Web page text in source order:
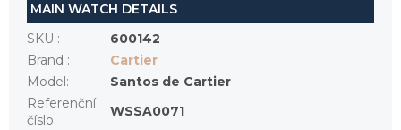
MAIN WATCH DETAILS
SKU :
600142
Brand :
Cartier
Model :
Santos de Cartier
Referenční
číslo:
WSSA0071